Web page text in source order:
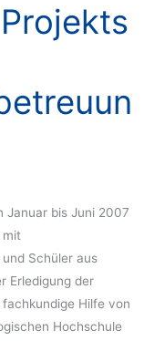
Januar bis Juni 2007
mit
Schüler aus
Erledigung der
Hilfe von
Hochschule